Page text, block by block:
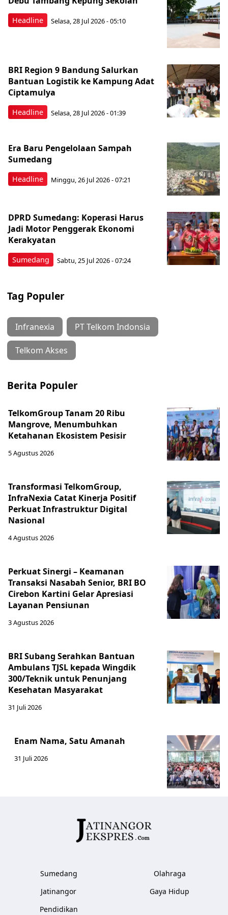
Headline Selasa, 28 Jul 2026 - 05:10
Headline
BRI Region 9 Bandung Salurkan
Bantuan Logistik ke Kampung Adat
Ciptamulya
Selasa, 28 Jul 2026 - 01:39
Headline
Era Baru Pengelolaan Sampah
Sumedang
Minggu, 26 Jul 2026 - 07:21
Sumedang
DPRD Sumedang: Koperasi Harus
Jadi Motor Penggerak Ekonomi
Kerakyatan
Sabtu, 25 Jul 2026 - 07:24
Tag Populer
Infranexia PT Telkom Indonsia
Telkom Akses
Berita Populer
TelkomGroup Tanam 20 Ribu
Mangrove, Menumbuhkan
Ketahanan Ekosistem Pesisir
5 Agustus 2026
Transformasi TelkomGroup,
InfraNexia Catat Kinerja Positif
Perkuat Infrastruktur Digital
Nasional
4 Agustus 2026
Perkuat Sinergi – Keamanan
Transaksi Nasabah Senior, BRI BO
Cirebon Kartini Gelar Apresiasi
Layanan Pensiunan
3 Agustus 2026
BRI Subang Serahkan Bantuan
Ambulans TJSL kepada Wingdik
300/Teknik untuk Penunjang
Kesehatan Masyarakat ​
31 Juli 2026
Enam Nama, Satu Amanah
31 Juli 2026
Sumedang
Jatinangor
Pendidikan
Olahraga
Gaya Hidup